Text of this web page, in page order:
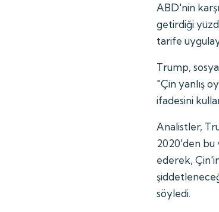
ABD'nin
getirdiği
tarife
Trump,
"Çin yanlış
ifadesini
Analistler,
2020'den bu
ederek,
söyledi.